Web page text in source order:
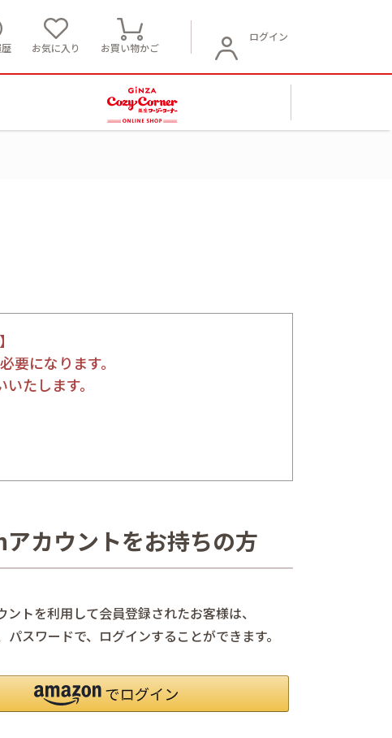
お気に入り お買い物かご
ログイン
になります。
たします。
カウントをお持ちの方
トを利用して会員登録されたお客様は、
スワードで、ログインすることができます。